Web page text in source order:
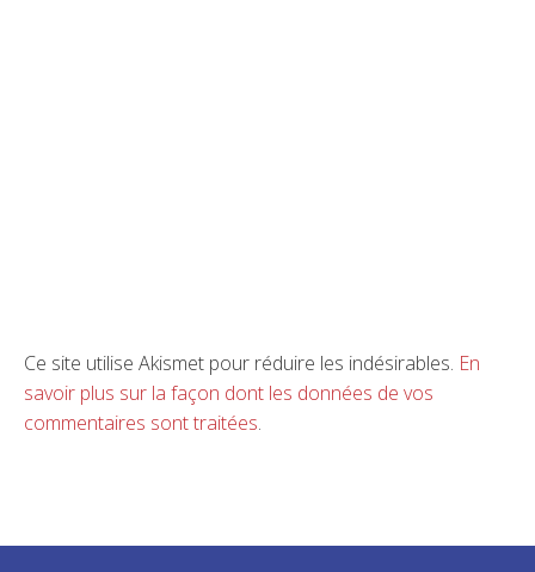
Ce site utilise Akismet pour réduire les indésirables. En
savoir plus sur la façon dont les données de vos
commentaires sont traitées.